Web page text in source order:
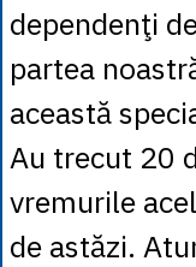
dependenţi
partea
această
Au trecut 20
vremurile
de astăzi.